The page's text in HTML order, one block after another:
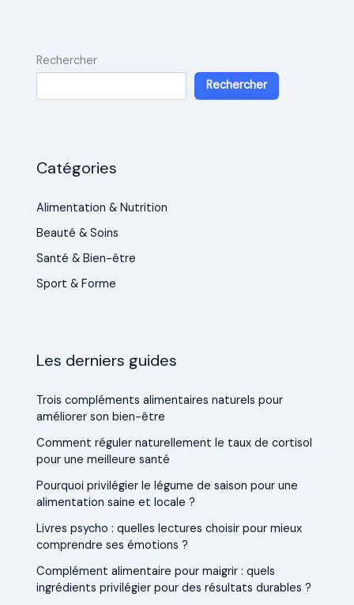
Rechercher
Rechercher
Catégories
Alimentation & Nutrition
Beauté & Soins
Santé & Bien-être
Sport & Forme
Les derniers guides
Trois compléments alimentaires naturels pour
améliorer son bien-être
Comment réguler naturellement le taux de cortisol
pour une meilleure santé
Pourquoi privilégier le légume de saison pour une
alimentation saine et locale ?
Livres psycho : quelles lectures choisir pour mieux
comprendre ses émotions ?
Complément alimentaire pour maigrir : quels
ingrédients privilégier pour des résultats durables ?